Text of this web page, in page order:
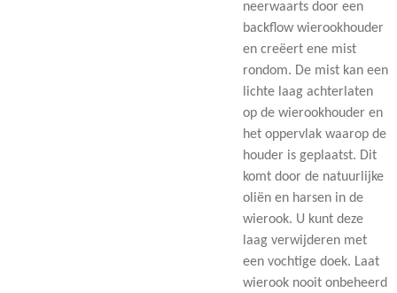
neerwaarts door een
backflow wierookhouder
en creëert ene mist
rondom. De mist kan een
lichte laag achterlaten
op de wierookhouder en
het oppervlak waarop de
houder is geplaatst. Dit
komt door de natuurlijke
oliën en harsen in de
wierook. U kunt deze
laag verwijderen met
een vochtige doek. Laat
wierook nooit onbeheerd